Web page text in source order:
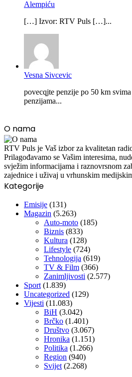
Alempiću
[…] Izvor: RTV Puls […]...
Vesna Sivcevic
povecqjte penzije po 50 km
penzijama...
O nama
RTV Puls je Vaš izbor za kvalitetan
Prilagođavamo se Vašim interesima,
svježim informacijama i raznovrsnom
zajednice i uživaj u vrhunskim
Kategorije
Emisije (131)
Magazin (5.263)
Auto-moto (185)
Biznis (833)
Kultura (128)
Lifestyle (724)
Tehnologija (619)
TV & Film (366)
Zanimljivosti (2.577)
Sport(1.839)
Uncategorized (129)
Vijesti (11.083)
BiH (3.042)
Brčko (1.401)
Društvo (3.067)
Hronika (1.151)
Politika (1.266)
Region (940)
Svijet(2.268)